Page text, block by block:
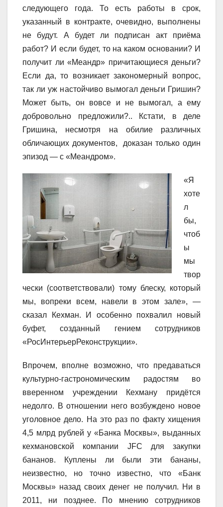
следующего года. То есть работы в срок,
указанный в контракте, очевидно, выполнены
не будут. А будет ли подписан акт приёма
работ? И если будет, то на каком основании? И
получит ли «Меандр» причитающиеся деньги?
Если да, то возникает закономерный вопрос,
так ли уж настойчиво вымогал деньги Гришин?
Может быть, он вовсе и не вымогал, а ему
добровольно предложили?.. Кстати, в деле
Гришина, несмотря на обилие различных
обличающих документов, доказан только один
эпизод — с «Меандром».
«Я
хоте
л
бы,
чтоб
ы
мы
твор
чески (соответствовали) тому блеску, который
мы, вопреки всем, навели в этом зале», —
сказал Кехман. И особенно похвалил новый
буфет, созданный гением сотрудников
«РосИнтерьерРеконструкции».
Впрочем, вполне возможно, что предаваться
культурно-гастрономическим радостям во
вверенном учреждении Кехману придётся
недолго. В отношении него возбуждено новое
уголовное дело. На это раз по факту хищения
4,5 млрд рублей у «Банка Москвы», выданных
кехмановской компании JFC для закупки
бананов. Куплены ли были эти бананы,
неизвестно, но точно известно, что «Банк
Москвы» назад своих денег не получил. Ни в
2011, ни позднее. По мнению сотрудников